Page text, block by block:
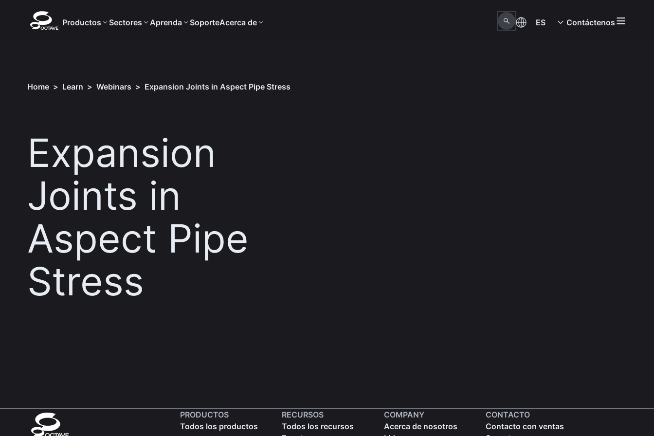
Productos Sectores Aprenda SoporteAcerca de ES Contáctenos
Home > Learn > Webinars > Expansion Joints in Aspect Pipe Stress
Expansion
Joints in
Aspect Pipe
Stress
PRODUCTOS
Todos los productos
RECURSOS
Todos los recursos
COMPANY
Acerca de nosotros
CONTACTO
Contacto con ventas